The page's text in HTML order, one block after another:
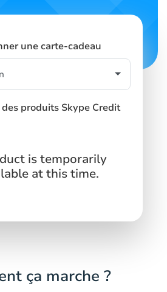
une carte-cadeau
produits Skype Credit
is temporarily
at this time.
ça marche ?